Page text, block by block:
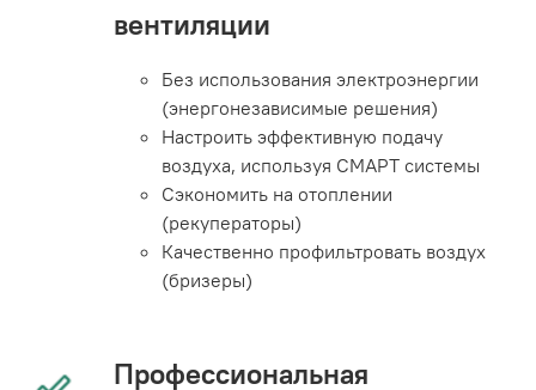
вентиляции
Без использования электроэнергии
(энергонезависимые решения)
Настроить эффективную подачу
воздуха, используя СМАРТ системы
Сэкономить на отоплении
(рекуператоры)
Качественно профильтровать воздух
(бризеры)
Профессиональная